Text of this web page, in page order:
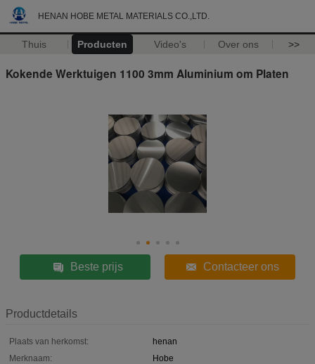
HENAN HOBE METAL MATERIALS CO.,LTD.
Thuis Producten Video's Over ons >>
Kokende Werktuigen 1100 3mm Aluminium om Platen
Beste prijs Contacteer ons
Productdetails
Plaats van herkomst:
henan
Merknaam:
Hobe